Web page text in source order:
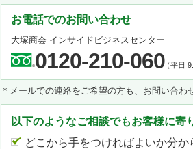
お電話でのお問い合わせ
大塚商会 インサイドビジネスセンター
0120-210-060（平日
＊メールでの連絡をご希望の方も、お問い合わ
以下のようなご相談でもお客様に
どこから手をつければよいか分か